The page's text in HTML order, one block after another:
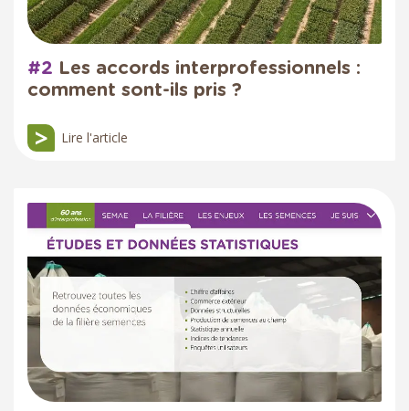
#2 Les accords interprofessionnels :
comment sont-ils pris ?
Lire l'article